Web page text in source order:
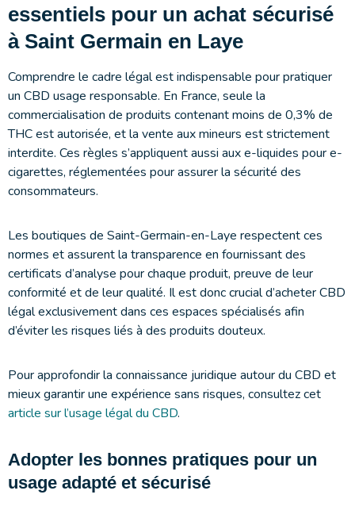
essentiels pour un achat sécurisé
à Saint Germain en Laye
Comprendre le cadre légal est indispensable pour pratiquer
un CBD usage responsable. En France, seule la
commercialisation de produits contenant moins de 0,3% de
THC est autorisée, et la vente aux mineurs est strictement
interdite. Ces règles s’appliquent aussi aux e-liquides pour e-
cigarettes, réglementées pour assurer la sécurité des
consommateurs.
Les boutiques de Saint-Germain-en-Laye respectent ces
normes et assurent la transparence en fournissant des
certificats d’analyse pour chaque produit, preuve de leur
conformité et de leur qualité. Il est donc crucial d’acheter CBD
légal exclusivement dans ces espaces spécialisés afin
d’éviter les risques liés à des produits douteux.
Pour approfondir la connaissance juridique autour du CBD et
mieux garantir une expérience sans risques, consultez cet
article sur l’usage légal du CBD.
Adopter les bonnes pratiques pour un
usage adapté et sécurisé